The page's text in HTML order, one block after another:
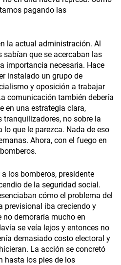
pagando las
la actual administración. Al
sabían que se acercaban las
importancia necesaria. Hace
instalado un grupo de
y oposición a trabajar
comunicación también debería
en una estrategia clara,
no sobre la
lo que le parezca. Nada de eso
Ahora, con el fuego en
los bomberos, presidente
de la seguridad social.
cómo el problema del
previsional iba creciendo y
demoraría mucho en
se veía lejos y entonces no
demasiado costo electoral y
La acción se concretó
hasta los pies de los